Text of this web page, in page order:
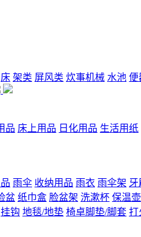
床 架类 屏风类 炊事机械 水池 便
品 床上用品 日化用品 生活用纸
雨伞 收纳用品 雨衣 雨伞架 牙
盆 纸巾盒 脸盆架 洗漱杯 保温
挂钩 地毯/地垫 椅卓脚垫/脚套 打